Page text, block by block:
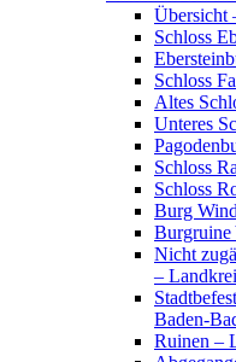
Übersicht
Schloss
Schloss
Altes
Unteres
Schloss
Schloss
Burg
Burgruine
Nicht
–
Baden-
Ruinen –